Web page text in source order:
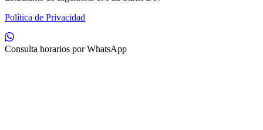
Política de Privacidad
Consulta horarios por WhatsApp